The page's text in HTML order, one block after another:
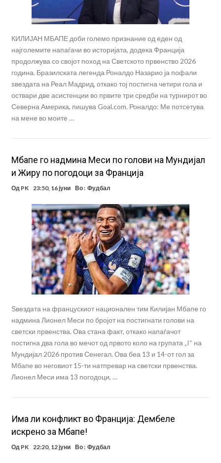
КИЛИЈАН МБАПЕ доби големо признание од еден од
најголемите напаѓачи во историјата, додека Франција
продолжува со својот поход на Светското првенство 2026
година. Бразилската легенда Роналдо Назарио ја пофали
ѕвездата на Реал Мадрид, откако тој постигна четири гола и
оствари две асистенции во првите три средби на турнирот во
Северна Америка, пишува Goal.com. Роналдо: Ме потсетува
на мене во моите …
Мбапе го надмина Меси по голови на Мундијал
и Жиру по погодоци за Франција
Од PK 23:50, 16 јуни Во : Фудбал
Ѕвездата на францускиот национален тим Килијан Мбапе го
надмина Лионел Меси по бројот на постигнати голови на
светски првенства. Ова стана факт, откако напаѓачот
постигна два гола во мечот од првото коло на групата „I“ на
Мундијал 2026 против Сенегал. Ова беа 13 и 14-от гол за
Мбапе во неговиот 15-ти натпревар на светски првенства.
Лионел Меси има 13 погодоци, …
Има ли конфликт во Франција: Дембеле
искрено за Мбапе!
Од PK 22:20, 12 јуни Во : Фудбал